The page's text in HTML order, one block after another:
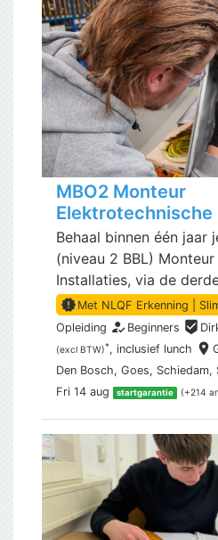
MBO2 Monteur
Elektrotechnische
Behaal binnen één jaar
(niveau 2 BBL)
Installaties, via de
new_releases Met NLQF Erkenning |
Opleiding how_to_reg Beginners beenhere
(excl BTW)*, inclusief lunch place
Den Bosch, Goes,
Fri 14 aug startgarantie (+214